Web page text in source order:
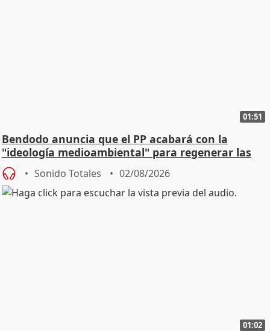
01:51
Bendodo anuncia que el PP acabará con la
"ideología medioambiental" para regenerar las
playas
Sonido Totales 02/08/2026
01:02